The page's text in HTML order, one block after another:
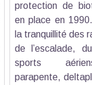
protection de
en place en
la tranquillité des
de l’escalade,
sports
parapente,